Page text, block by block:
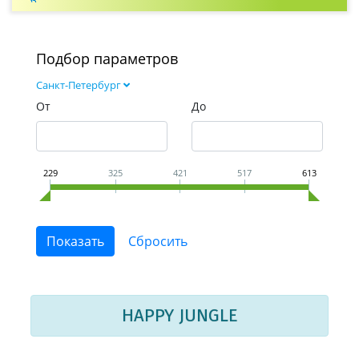
Подбор параметров
Санкт-Петербург
От До
229 325 421 517 613
HAPPY JUNGLE